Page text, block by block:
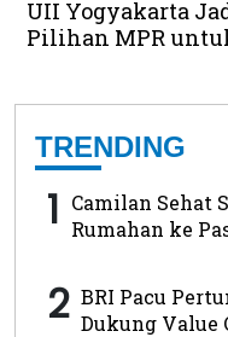
UII Yogyakarta
Pilihan MPR
TRENDING
1 Camilan Sehat
Rumahan ke
2 BRI Pacu
Dukung Value